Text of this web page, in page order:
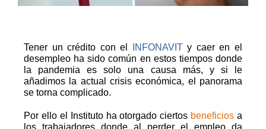
Tener un crédito con el INFONAVITy caer en el
desempleo ha sido común en estos tiempos donde
la pandemia es solo una causa más, y si le
añadimos la actual crisis económica, el panorama
se torna complicado.
Por ello el Instituto ha otorgado ciertos beneficios a
los trabajadores donde al perder el empleo da